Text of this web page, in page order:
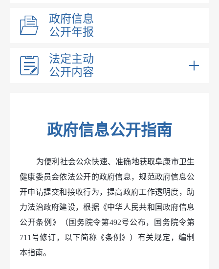
政府信息
公开年报
法定主动
公开内容
内设机构
部门文件政府信息公开指南
为便利社会公众快速、准确地获取阜康市卫生
健康委员会依法公开的政府信息，规范政府信息公
开申请提交和接收行为，提高政府工作透明度，助
力法治政府建设，根据《中华人民共和国政府信息
公开条例》（国务院令第492号公布，国务院令第
711号修订，以下简称《条例》）有关规定，编制
本指南。